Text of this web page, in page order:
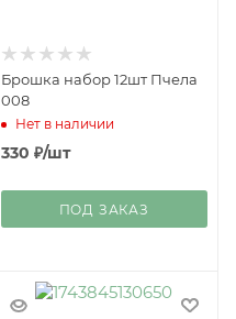
Брошка набор 12шт Пчела
008
Нет в наличии
330 ₽/шт
ПОД ЗАКАЗ